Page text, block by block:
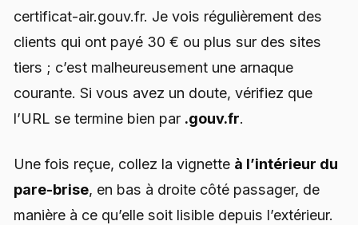
certificat-air.gouv.fr. Je vois régulièrement des
clients qui ont payé 30 € ou plus sur des sites
tiers ; c’est malheureusement une arnaque
courante. Si vous avez un doute, vérifiez que
l’URL se termine bien par .gouv.fr.
Une fois reçue, collez la vignette à l’intérieur du
pare-brise, en bas à droite côté passager, de
manière à ce qu’elle soit lisible depuis l’extérieur.